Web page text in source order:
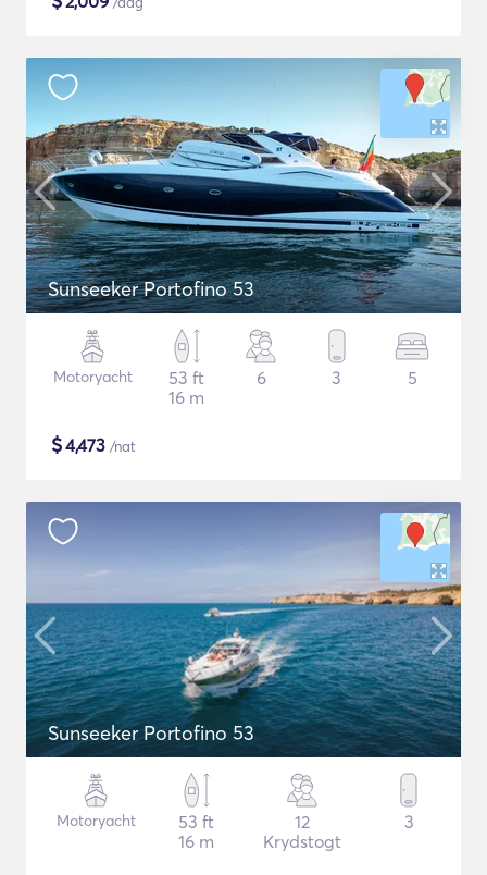
Sunseeker Portofino 53
Motoryacht
53 ft
16 m
6 3 5
$4,473 /nat
Sunseeker Portofino 53
Motoryacht
53 ft
16 m
12
Krydstogt
3